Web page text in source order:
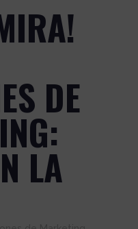
DE
LA